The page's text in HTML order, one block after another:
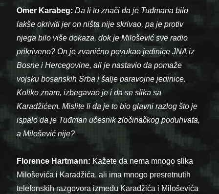
Omer Karabeg:Da li to znači da je Tuđmana bilo
lakše okriviti jer on ništa nije skrivao, pa je protiv
njega bilo više dokaza, dok je Milošević sve radio
prikriveno? On je zvanično povukao jedinice JNA iz
Bosne i Hercegovine, ali je nastavio da pomaže
vojsku bosanskih Srba i šalje paravojne jedinice.
Koliko znam, izbegavao je i da se slika sa
Karadžićem. Mislite li da je to bio glavni razlog što je
ispalo da je Tuđman učesnik zločinačkog poduhvata,
a Milošević nije?
Florence Hartmann: Kažete da nema mnogo slika
Miloševića i Karadžića, ali ima mnogo presretnutih
telefonskih razgovora između Karadžića i Miloševića